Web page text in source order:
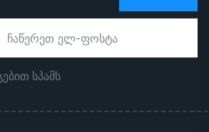
სპამს